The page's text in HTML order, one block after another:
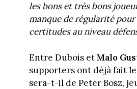
les bons et très bons
manque de régularité pour
certitudes au niveau
Entre Dubois etMalo
supporters ont déjà fait
sera-t-il de Peter Bosz,